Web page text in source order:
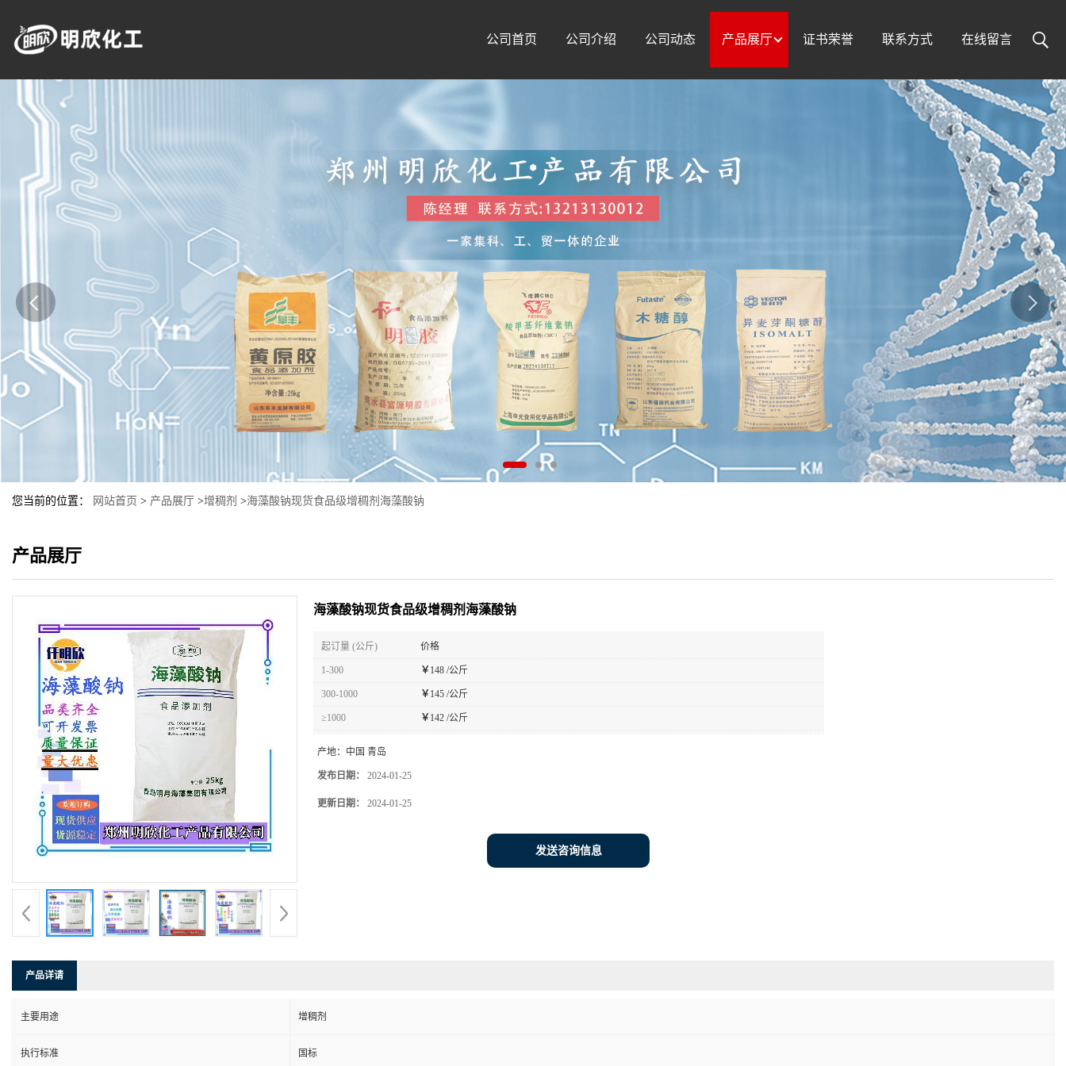
公司首页 公司介绍 公司动态 产品展厅 证书荣誉 联系方式 在线留言
您当前的位置： 网站首页 > 产品展厅 >增稠剂 >海藻酸钠现货食品级增稠剂海藻酸钠
产品展厅
海藻酸钠现货食品级增稠剂海藻酸钠
起订量 (公斤) 价格
1-300 ￥148 /公斤
300-1000 ￥145 /公斤
≥1000 ￥142 /公斤
产地： 中国 青岛
发布日期： 2024-01-25
更新日期： 2024-01-25
发送咨询信息
产品详请
主要用途 增稠剂
执行标准 国标